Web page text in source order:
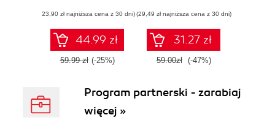
(23,90 zł najniższa cena z 30 dni)
44.99 zł
59.99 zł (-25%)
rzeczywistości
(29,49 zł najniższa cena z 30 dni)
31.27 zł
59.00zł (-47%)
Program partnerski - zarabiaj
więcej »